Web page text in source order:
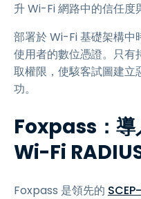
升 Wi-Fi 網路中的信任度
部署於 Wi-Fi 基礎架構
使用者的數位憑證。只有
取權限，使駭客試圖建
功。
Foxpass：導
Wi-Fi
Foxpass 是領先的